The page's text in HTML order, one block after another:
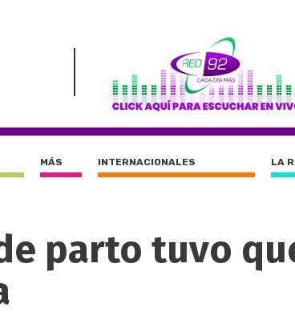
MÁS INTERNACIONALES LA
parto tuvo